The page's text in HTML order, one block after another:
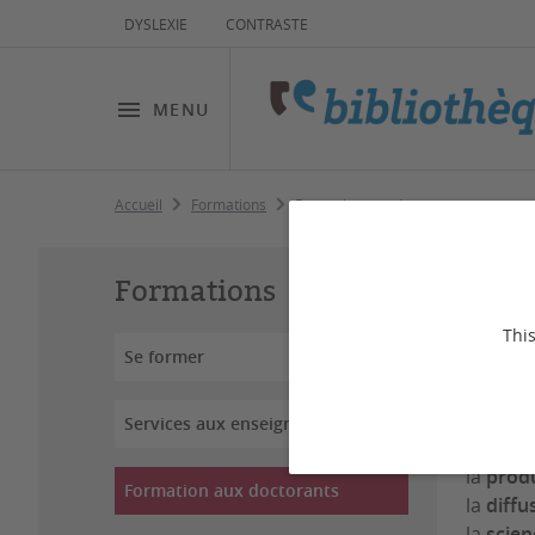
DYSLEXIE CONTRASTE
MENU
Accueil Formations Formation aux doctorants
Formations
Se former
Services aux enseignants
Formation aux doctorants
la
la